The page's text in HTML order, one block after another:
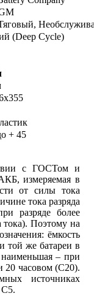
(Deep Cycle)
+ 45
с ГОСТом и
измеряемая в
от силы тока
тока разряда
разряде более
Поэтому на
ёмкость
той же батареи в
наименьшая – при
20 часовом (С20).
источниках
С5.